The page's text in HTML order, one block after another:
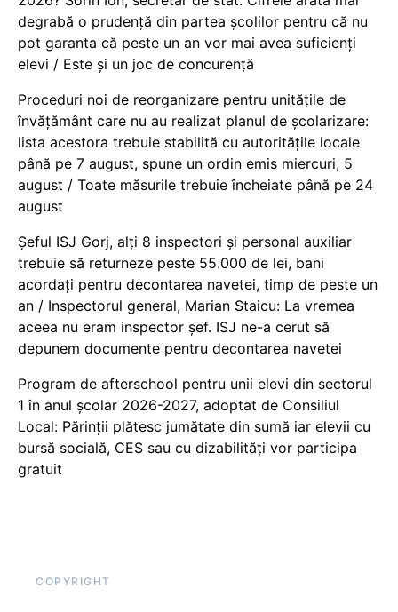
degrabă o prudență din partea școlilor pentru că nu
pot garanta că peste un an vor mai avea suficienți
elevi / Este și un joc de concurență
Proceduri noi de reorganizare pentru unitățile de
învățământ care nu au realizat planul de școlarizare:
lista acestora trebuie stabilită cu autoritățile locale
până pe 7 august, spune un ordin emis miercuri, 5
august / Toate măsurile trebuie încheiate până pe 24
august
Șeful ISJ Gorj, alți 8 inspectori și personal auxiliar
trebuie să returneze peste 55.000 de lei, bani
acordați pentru decontarea navetei, timp de peste un
an / Inspectorul general, Marian Staicu: La vremea
aceea nu eram inspector șef. ISJ ne-a cerut să
depunem documente pentru decontarea navetei
Program de afterschool pentru unii elevi din sectorul
1 în anul școlar 2026-2027, adoptat de Consiliul
Local: Părinții plătesc jumătate din sumă iar elevii cu
bursă socială, CES sau cu dizabilităţi vor participa
gratuit
COPYRIGHT